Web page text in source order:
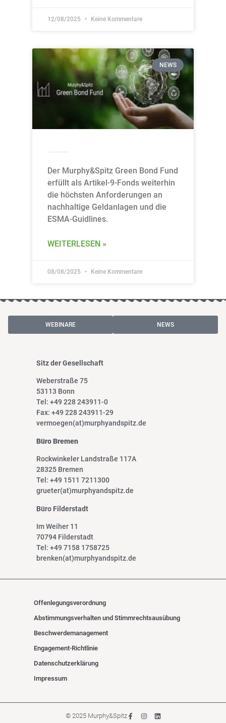
12/08/2025 Keine Kommentare
NEWS
Der Murphy&Spitz Green Bond Fund
erfüllt als Artikel-9-Fonds weiterhin
die höchsten Anforderungen an
nachhaltige Geldanlagen und die
ESMA-Guidlines.
WEITERLESEN »
08/08/2025 Keine Kommentare
WEBINARE NEWS
Sitz der Gesellschaft
Weberstraße 75
53113 Bonn
Tel: +49 228 243911-0
Fax: +49 228 243911-29
vermoegen(at)murphyandspitz.de
Büro Bremen
Rockwinkeler Landstraße 117A
28325 Bremen
Tel: +49 1511 7211300
grueter(at)murphyandspitz.de
Büro Filderstadt
Im Weiher 11
70794 Filderstadt
Tel: +49 7158 1758725
brenken(at)murphyandspitz.de
Offenlegungsverordnung
Abstimmungsverhalten und Stimmrechtsausübung
Beschwerdemanagement
Engagement-Richtlinie
Datenschutzerklärung
Impressum
© 2025 Murphy&Spitz